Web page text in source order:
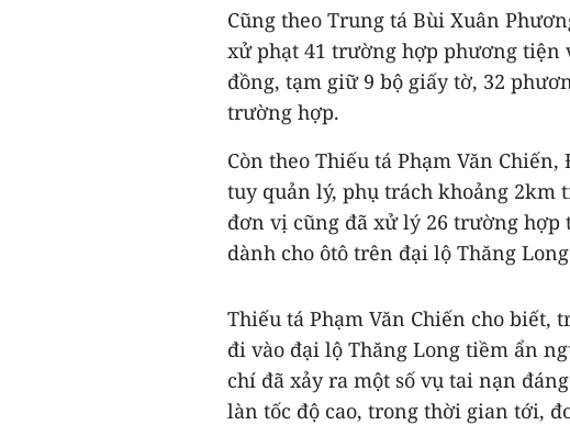
Cũng theo Trung tá Bùi Xuân
xử phạt 41 trường hợp phương tiện
đồng, tạm giữ 9 bộ giấy tờ, 32
trường hợp.
Còn theo Thiếu tá Phạm Văn
tuy quản lý, phụ trách khoảng
đơn vị cũng đã xử lý 26 trường
dành cho ôtô trên đại lộ Thăng
Thiếu tá Phạm Văn Chiến cho
đi vào đại lộ Thăng Long tiềm ẩn
chí đã xảy ra một số vụ tai nạn
làn tốc độ cao, trong thời gian tới,